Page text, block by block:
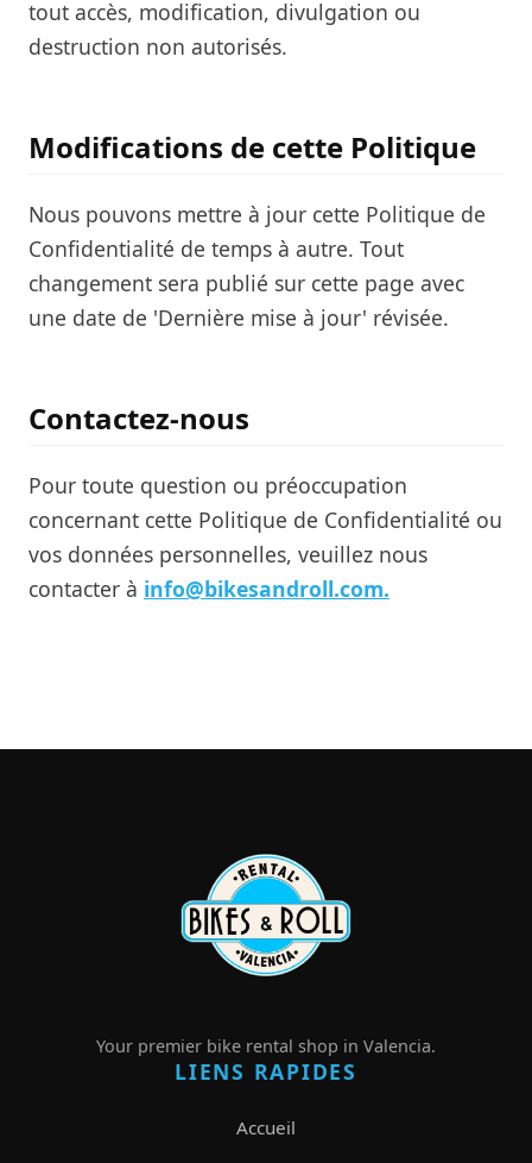
tout accès, modification, divulgation ou
destruction non autorisés.
Modifications de cette Politique
Nous pouvons mettre à jour cette Politique de
Confidentialité de temps à autre. Tout
changement sera publié sur cette page avec
une date de 'Dernière mise à jour' révisée.
Contactez-nous
Pour toute question ou préoccupation
concernant cette Politique de Confidentialité ou
vos données personnelles, veuillez nous
contacter à info@bikesandroll.com.
Your premier bike rental shop in Valencia.
LIENS RAPIDES
Accueil